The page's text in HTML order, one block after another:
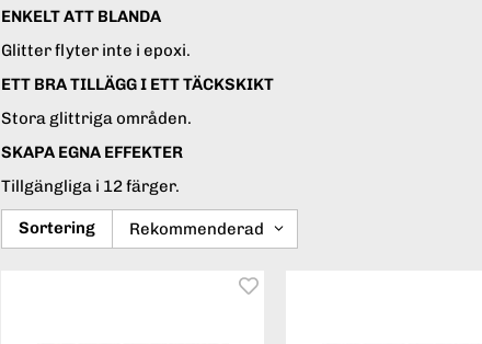
ENKELT ATT BLANDA
Glitter flyter inte i epoxi.
ETT BRA TILLÄGG I ETT TÄCKSKIKT
Stora glittriga områden.
SKAPA EGNA EFFEKTER
Tillgängliga i 12 färger.
Sortering